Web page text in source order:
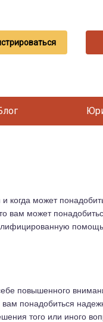
и когда может
вам может
повышенного
понадобиться
того или иного